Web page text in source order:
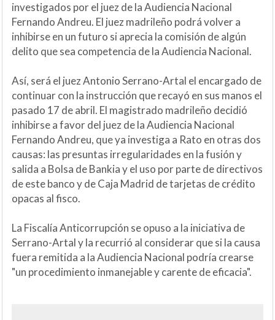
investigados por el juez de la Audiencia Nacional
Fernando Andreu. El juez madrileño podrá volver a
inhibirse en un futuro si aprecia la comisión de algún
delito que sea competencia de la Audiencia Nacional.
Así, será el juez Antonio Serrano-Artal el encargado de
continuar con la instrucción que recayó en sus manos el
pasado 17 de abril. El magistrado madrileño decidió
inhibirse a favor del juez de la Audiencia Nacional
Fernando Andreu, que ya investiga a Rato en otras dos
causas: las presuntas irregularidades en la fusión y
salida a Bolsa de Bankia y el uso por parte de directivos
de este banco y de Caja Madrid de tarjetas de crédito
opacas al fisco.
La Fiscalía Anticorrupción se opuso a la iniciativa de
Serrano-Artal y la recurrió al considerar que si la causa
fuera remitida a la Audiencia Nacional podría crearse
"un procedimiento inmanejable y carente de eficacia".